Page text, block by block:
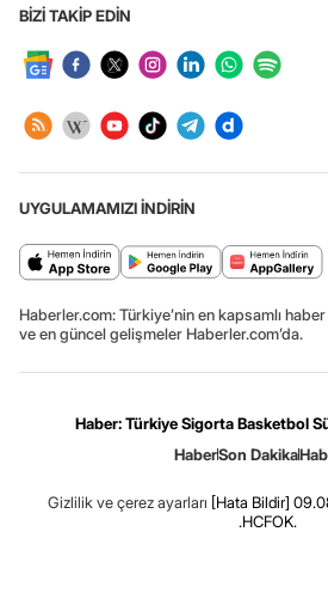
BİZİ TAKİP EDİN
UYGULAMAMIZI İNDİRİN
Haberler.com: Türkiye’nin en kapsamlı
ve en güncel gelişmeler Haberler.com’da.
Haber: Türkiye Sigorta Basketbol
HaberSon Dakika
Gizlilik ve çerez ayarları [Hata Bildir]
.HCFOK.